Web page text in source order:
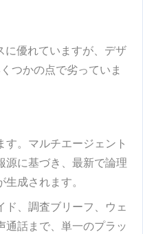
に優れていますが、デザ
つかの点で劣っていま
。マルチエージェント
源に基づき、最新で論理
成されます。
ド、調査ブリーフ、ウェ
通話まで、単一のプラッ